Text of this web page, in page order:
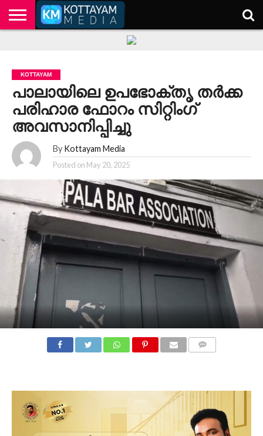
KOTTAYAM
പാലായിലെ ഉപഭോക്തൃ തർക്ക
പരിഹാര ഫോറം സിറ്റിംഗ്
അവസാനിപ്പിച്ചു
By Kottayam Media
Posted on May 20, 2025